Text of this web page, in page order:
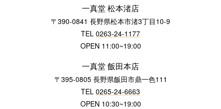
一真堂 松本渚店
〒390-0841 長野県松本市渚3丁目10-9
TEL 0263-24-1177
OPEN 11:00~19:00
一真堂 飯田本店
〒395-0805 長野県飯田市鼎一色111
TEL 0265-24-6663
OPEN 10:30~19:00